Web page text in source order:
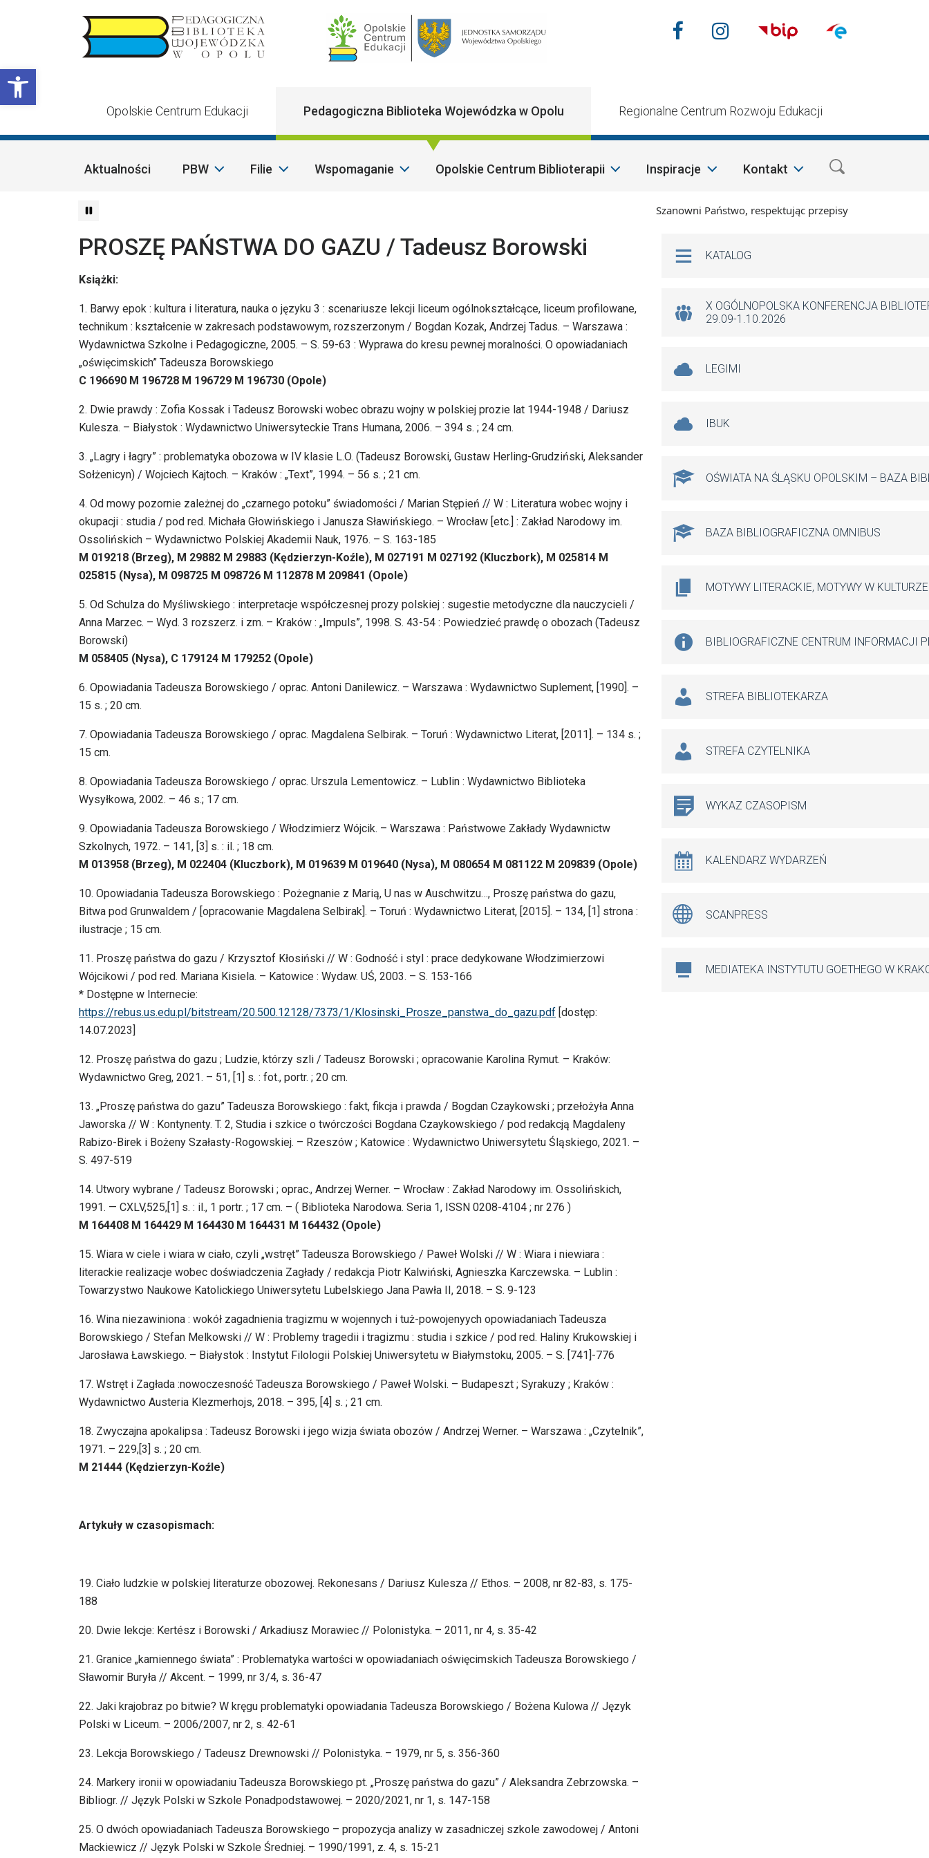
Otwórz pasek narzędzi
Main Navigation
Nasze media
FacebookInstagram
Opolskie Centrum Edukacji Pedagogiczna Biblioteka Wojewódzka w Opolu Regionalne Centrum Rozwoju Edukacji
Aktualności PBW Filie Wspomaganie Opolskie Centrum Biblioterapii Inspiracje Kontakt
Szanowni Państwo, respektując przepisy prawa i mając na
PROSZĘ PAŃSTWA DO GAZU / Tadeusz Borowski
Książki:
1. Barwy epok : kultura i literatura, nauka o języku 3 : scenariusze lekcji liceum ogólnokształcące, liceum profilowane,
technikum : kształcenie w zakresach podstawowym, rozszerzonym / Bogdan Kozak, Andrzej Tadus. – Warszawa :
Wydawnictwa Szkolne i Pedagogiczne, 2005. – S. 59-63 : Wyprawa do kresu pewnej moralności. O opowiadaniach
„oświęcimskich” Tadeusza Borowskiego
C 196690 M 196728 M 196729 M 196730 (Opole)
2. Dwie prawdy : Zofia Kossak i Tadeusz Borowski wobec obrazu wojny w polskiej prozie lat 1944-1948 / Dariusz
Kulesza. – Białystok : Wydawnictwo Uniwersyteckie Trans Humana, 2006. – 394 s. ; 24 cm.
3. „Lagry i łagry” : problematyka obozowa w IV klasie L.O. (Tadeusz Borowski, Gustaw Herling-Grudziński, Aleksander
Sołżenicyn) / Wojciech Kajtoch. – Kraków : „Text”, 1994. – 56 s. ; 21 cm.
4. Od mowy pozornie zależnej do „czarnego potoku” świadomości / Marian Stępień // W : Literatura wobec wojny i
okupacji : studia / pod red. Michała Głowińskiego i Janusza Sławińskiego. – Wrocław [etc.] : Zakład Narodowy im.
Ossolińskich – Wydawnictwo Polskiej Akademii Nauk, 1976. – S. 163-185
M 019218 (Brzeg), M 29882 M 29883 (Kędzierzyn-Koźle), M 027191 M 027192 (Kluczbork), M 025814 M
025815 (Nysa), M 098725 M 098726 M 112878 M 209841 (Opole)
5. Od Schulza do Myśliwskiego : interpretacje współczesnej prozy polskiej : sugestie metodyczne dla nauczycieli /
Anna Marzec. – Wyd. 3 rozszerz. i zm. – Kraków : „Impuls”, 1998. S. 43-54 : Powiedzieć prawdę o obozach (Tadeusz
Borowski)
M 058405 (Nysa), C 179124 M 179252 (Opole)
6. Opowiadania Tadeusza Borowskiego / oprac. Antoni Danilewicz. – Warszawa : Wydawnictwo Suplement, [1990]. –
15 s. ; 20 cm.
7. Opowiadania Tadeusza Borowskiego / oprac. Magdalena Selbirak. – Toruń : Wydawnictwo Literat, [2011]. – 134 s. ;
15 cm.
8. Opowiadania Tadeusza Borowskiego / oprac. Urszula Lementowicz. – Lublin : Wydawnictwo Biblioteka
Wysyłkowa, 2002. – 46 s.; 17 cm.
9. Opowiadania Tadeusza Borowskiego / Włodzimierz Wójcik. – Warszawa : Państwowe Zakłady Wydawnictw
Szkolnych, 1972. – 141, [3] s. : il. ; 18 cm.
M 013958 (Brzeg), M 022404 (Kluczbork), M 019639 M 019640 (Nysa), M 080654 M 081122 M 209839 (Opole)
10. Opowiadania Tadeusza Borowskiego : Pożegnanie z Marią, U nas w Auschwitzu…, Proszę państwa do gazu,
Bitwa pod Grunwaldem / [opracowanie Magdalena Selbirak]. – Toruń : Wydawnictwo Literat, [2015]. – 134, [1] strona :
ilustracje ; 15 cm.
11. Proszę państwa do gazu / Krzysztof Kłosiński // W : Godność i styl : prace dedykowane Włodzimierzowi
Wójcikowi / pod red. Mariana Kisiela. – Katowice : Wydaw. UŚ, 2003. – S. 153-166
* Dostępne w Internecie:
https://rebus.us.edu.pl/bitstream/20.500.12128/7373/1/Klosinski_Prosze_panstwa_do_gazu.pdf [dostęp:
14.07.2023]
12. Proszę państwa do gazu ; Ludzie, którzy szli / Tadeusz Borowski ; opracowanie Karolina Rymut. – Kraków:
Wydawnictwo Greg, 2021. – 51, [1] s. : fot., portr. ; 20 cm.
13. „Proszę państwa do gazu” Tadeusza Borowskiego : fakt, fikcja i prawda / Bogdan Czaykowski ; przełożyła Anna
Jaworska // W : Kontynenty. T. 2, Studia i szkice o twórczości Bogdana Czaykowskiego / pod redakcją Magdaleny
Rabizo-Birek i Bożeny Szałasty-Rogowskiej. – Rzeszów ; Katowice : Wydawnictwo Uniwersytetu Śląskiego, 2021. –
S. 497-519
14. Utwory wybrane / Tadeusz Borowski ; oprac., Andrzej Werner. – Wrocław : Zakład Narodowy im. Ossolińskich,
1991. — CXLV,525,[1] s. : il., 1 portr. ; 17 cm. – ( Biblioteka Narodowa. Seria 1, ISSN 0208-4104 ; nr 276 )
M 164408 M 164429 M 164430 M 164431 M 164432 (Opole)
15. Wiara w ciele i wiara w ciało, czyli „wstręt” Tadeusza Borowskiego / Paweł Wolski // W : Wiara i niewiara :
literackie realizacje wobec doświadczenia Zagłady / redakcja Piotr Kalwiński, Agnieszka Karczewska. – Lublin :
Towarzystwo Naukowe Katolickiego Uniwersytetu Lubelskiego Jana Pawła II, 2018. – S. 9-123
16. Wina niezawiniona : wokół zagadnienia tragizmu w wojennych i tuż-powojenyych opowiadaniach Tadeusza
Borowskiego / Stefan Melkowski // W : Problemy tragedii i tragizmu : studia i szkice / pod red. Haliny Krukowskiej i
Jarosława Ławskiego. – Białystok : Instytut Filologii Polskiej Uniwersytetu w Białymstoku, 2005. – S. [741]-776
17. Wstręt i Zagłada :nowoczesność Tadeusza Borowskiego / Paweł Wolski. – Budapeszt ; Syrakuzy ; Kraków :
Wydawnictwo Austeria Klezmerhojs, 2018. – 395, [4] s. ; 21 cm.
18. Zwyczajna apokalipsa : Tadeusz Borowski i jego wizja świata obozów / Andrzej Werner. – Warszawa : „Czytelnik”,
1971. – 229,[3] s. ; 20 cm.
M 21444 (Kędzierzyn-Koźle)
Artykuły w czasopismach:
19. Ciało ludzkie w polskiej literaturze obozowej. Rekonesans / Dariusz Kulesza // Ethos. – 2008, nr 82-83, s. 175-
188
20. Dwie lekcje: Kertész i Borowski / Arkadiusz Morawiec // Polonistyka. – 2011, nr 4, s. 35-42
21. Granice „kamiennego świata” : Problematyka wartości w opowiadaniach oświęcimskich Tadeusza Borowskiego /
Sławomir Buryła // Akcent. – 1999, nr 3/4, s. 36-47
22. Jaki krajobraz po bitwie? W kręgu problematyki opowiadania Tadeusza Borowskiego / Bożena Kulowa // Język
Polski w Liceum. – 2006/2007, nr 2, s. 42-61
23. Lekcja Borowskiego / Tadeusz Drewnowski // Polonistyka. – 1979, nr 5, s. 356-360
24. Markery ironii w opowiadaniu Tadeusza Borowskiego pt. „Proszę państwa do gazu” / Aleksandra Zebrzowska. –
Bibliogr. // Język Polski w Szkole Ponadpodstawowej. – 2020/2021, nr 1, s. 147-158
25. O dwóch opowiadaniach Tadeusza Borowskiego – propozycja analizy w zasadniczej szkole zawodowej / Antoni
Mackiewicz // Język Polski w Szkole Średniej. – 1990/1991, z. 4, s. 15-21
Na skróty
KATALOG
X OGÓLNOPOLSKA KONFERENCJA
29.09-1.10.2026
LEGIMI
IBUK
OŚWIATA NA ŚLĄSKU OPOLSKIM – BAZA
BAZA BIBLIOGRAFICZNA OMNIBUS
MOTYWY LITERACKIE, MOTYWY W KULTURZE
BIBLIOGRAFICZNE CENTRUM INFORMACJI
STREFA BIBLIOTEKARZA
STREFA CZYTELNIKA
WYKAZ CZASOPISM
KALENDARZ WYDARZEŃ
SCANPRESS
MEDIATEKA INSTYTUTU GOETHEGO W